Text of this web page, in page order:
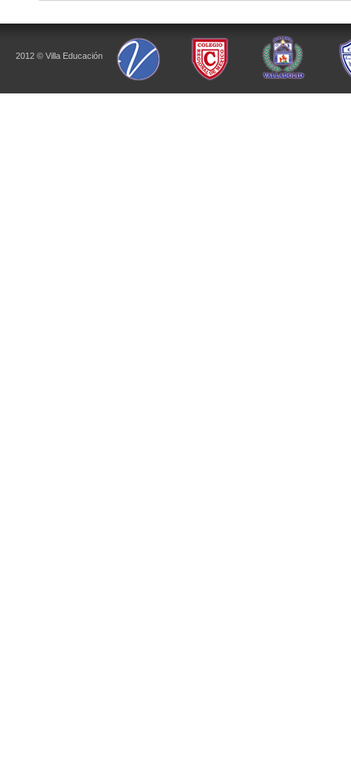
2012 © Villa Educación